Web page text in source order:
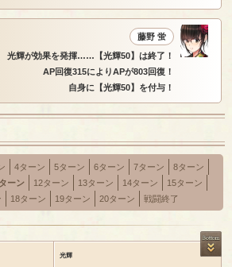
藤野 蛍
光輝が効果を発揮……【光輝50】は終了！
AP回復315によりAPが803回復！
自身に【光輝50】を付与！
4ターン 5ターン 6ターン 7ターン
8ターン
ーン 12ターン 13ターン 14ターン
15ターン
18ターン 19ターン 20ターン 戦闘終了
光輝